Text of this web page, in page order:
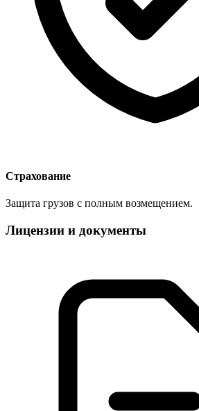
Страхование
Защита грузов с полным возмещением.
Лицензии и документы